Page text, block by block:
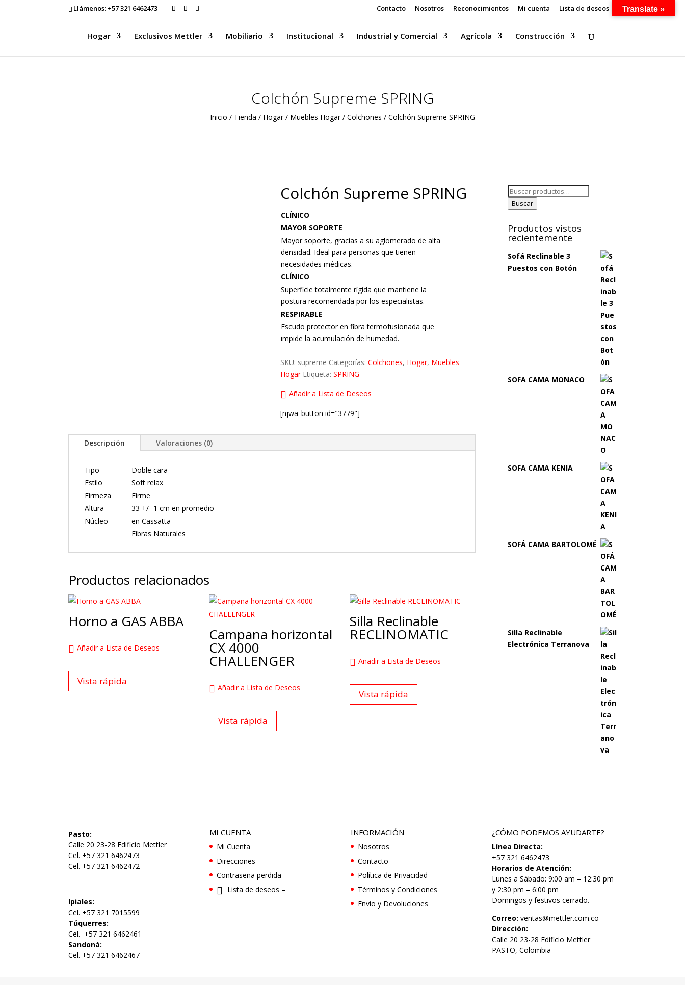
Llámenos: +57 321 6462473 Contacto Nosotros Reconocimientos Mi cuenta Lista de deseos
Hogar Exclusivos Mettler Mobiliario Institucional Industrial y Comercial Agrícola Construcción
Colchón Supreme SPRING
Inicio / Tienda / Hogar/ Muebles Hogar/ Colchones / Colchón Supreme SPRING
Colchón Supreme SPRING
CLÍNICO
MAYOR SOPORTE
Mayor soporte, gracias a su aglomerado de alta
densidad. Ideal para personas que tienen
necesidades médicas.
CLÍNICO
Superficie totalmente rígida que mantiene la
postura recomendada por los especialistas.
RESPIRABLE
Escudo protector en fibra termofusionada que
impide la acumulación de humedad.
SKU: supreme Categorías: Colchones, Hogar, Muebles
Hogar Etiqueta: SPRING
Añadir a Lista de Deseos
[njwa_button id="3779"]
Descripción Valoraciones (0)
Tipo
Doble cara
Estilo
Soft relax
Firmeza
Firme
Altura
33 +/- 1 cm en promedio
Núcleo
en Cassatta
Fibras Naturales
Productos relacionados
Horno a GAS ABBA
Añadir a Lista de Deseos
Vista rápida
Campana horizontal
CX 4000
CHALLENGER
Añadir a Lista de Deseos
Vista rápida
Silla Reclinable
RECLINOMATIC
Añadir a Lista de Deseos
Vista rápida
Buscar
por:
Buscar
Productos vistos
recientemente
Sofá Reclinable 3
Puestos con Botón
SOFA CAMA MONACO
SOFA CAMA KENIA
SOFÁ CAMA BARTOLOMÉ
Silla Reclinable
Electrónica Terranova
Pasto:
Calle 20 23-28 Edificio Mettler
Cel. +57 321 6462473
Cel. +57 321 6462472
Ipiales:
Cel. +57 321 7015599
Túquerres:
Cel. +57 321 6462461
Sandoná:
Cel. +57 321 6462467
MI CUENTA
Mi Cuenta
Direcciones
Contraseña perdida
Lista de deseos –
INFORMACIÓN
Nosotros
Contacto
Política de Privacidad
Términos y Condiciones
Envío y Devoluciones
¿CÓMO PODEMOS AYUDARTE?
Línea Directa:
+57 321 6462473
Horarios de Atención:
Lunes a Sábado: 9:00 am – 12:30 pm
y 2:30 pm – 6:00 pm
Domingos y festivos cerrado.
Correo: ventas@mettler.com.co
Dirección:
Calle 20 23-28 Edificio Mettler
PASTO, Colombia
Translate »